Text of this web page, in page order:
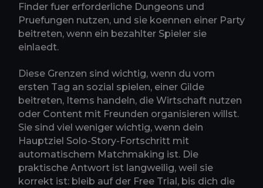
Finder fuer erforderliche Dungeons und
Pruefungen nutzen, und sie koennen einer Party
beitreten, wenn ein bezahlter Spieler sie
einlaedt.
Diese Grenzen sind wichtig, wenn du vom
ersten Tag an sozial spielen, einer Gilde
beitreten, Items handeln, die Wirtschaft nutzen
oder Content mit Freunden organisieren willst.
Sie sind viel weniger wichtig, wenn dein
Hauptziel Solo-Story-Fortschritt mit
automatischem Matchmaking ist. Die
praktische Antwort ist langweilig, weil sie
korrekt ist: bleib auf der Free Trial, bis dich die